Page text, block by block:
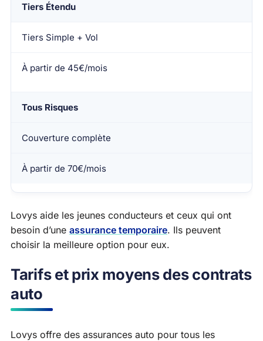
Tiers Étendu
Tiers Simple + Vol
À partir de 45€/mois
Tous Risques
Couverture complète
À partir de 70€/mois
Lovys aide les jeunes conducteurs et ceux qui ont
besoin d’une assurance temporaire. Ils peuvent
choisir la meilleure option pour eux.
Tarifs et prix moyens des contrats
auto
Lovys offre des assurances auto pour tous les